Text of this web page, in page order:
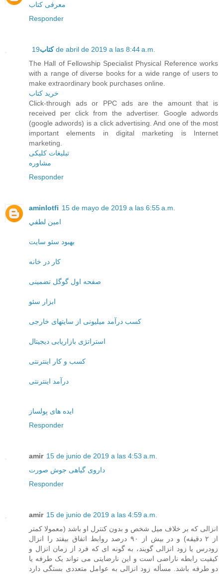
معرفی کتاب
Responder
کتاب19 de abril de 2019 a las 8:44 a.m.
The Hall of Fellowship Specialist Physical Reference works
with a range of diverse books for a wide range of users to
make extraordinary book purchases online.
خرید کتاب
Click-through ads or PPC ads are the amount that is
received per click from the advertiser. Google adwords
(google adwords) is a click advertising. And one of the most
important elements in digital marketing is Internet
marketing.
تبلیغات کلیکی
مشاوره
Responder
aminlotfi 15 de mayo de 2019 a las 6:55 a.m.
امين لطفي
بهبود سئو سایت
کار در خانه
صفحه اول گوگل تضمینی
ابزار سئو
کسب درآمد میلیونی از سایتهای خارجی
استراتژی بازاریابی دیجیتال
کسب و کار اینترنتی
درآمد اینترنتی
ایده های پولساز
Responder
amir 15 de junio de 2019 a las 4:53 a.m.
داروی گیاهی جوش صورت
Responder
amir 15 de junio de 2019 a las 4:59 a.m.
انزالی که بر خلاف میل شخص و بدون کنترل او باشد (معمولا کمتر
از ۲ دقیقه) و در بیش از ۹۰ درصد روابط اتفاق بیفتد را انزال
زودرس یا زود انزالی گویند، به گونه ای که فرد از زمان انزال و
کیفیت رابطه ناراضی است و این نارضایتی می تواند یک طرفه یا
دو طرفه باشد. مسأله زود انزالی به عوامل متعددی بستگی دارد